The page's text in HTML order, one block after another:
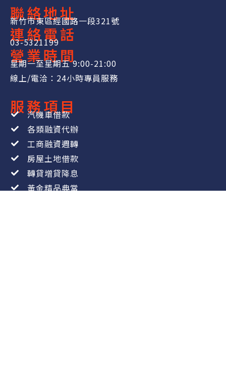
聯絡地址
新竹市東區經國路一段321號
連絡電話
03-5321199
營業時間
星期一至星期五 9:00-21:00
線上/電洽：24小時專員服務
服務項目
汽機車借款
各類融資代辦
工商融資週轉
房屋土地借款
轉貸增貸降息
黃金精品典當